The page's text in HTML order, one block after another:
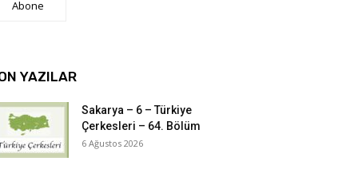
Abone
YAZILAR
Sakarya – 6 – Türkiye
Çerkesleri – 64. Bölüm
6 Ağustos 2026